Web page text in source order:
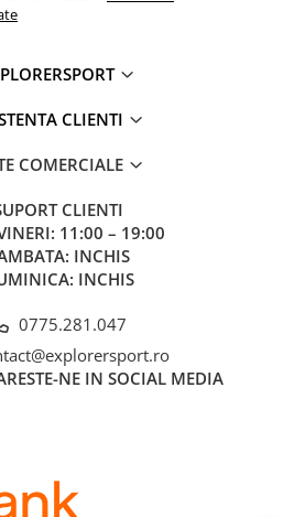
CLIENTI
COMERCIALE
CLIENTI
11:00 – 19:00
INCHIS
INCHIS
0775.281.047
NE IN SOCIAL MEDIA